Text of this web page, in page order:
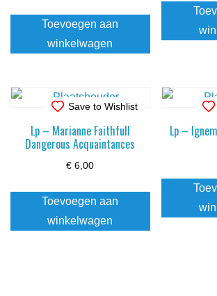
Toevoegen aan
winkelwagen
Save to Wishlist
Lp – Marianne Faithfull
Dangerous Acquaintances
€ 6,00
Toevoegen aan
winkelwagen
Lp –